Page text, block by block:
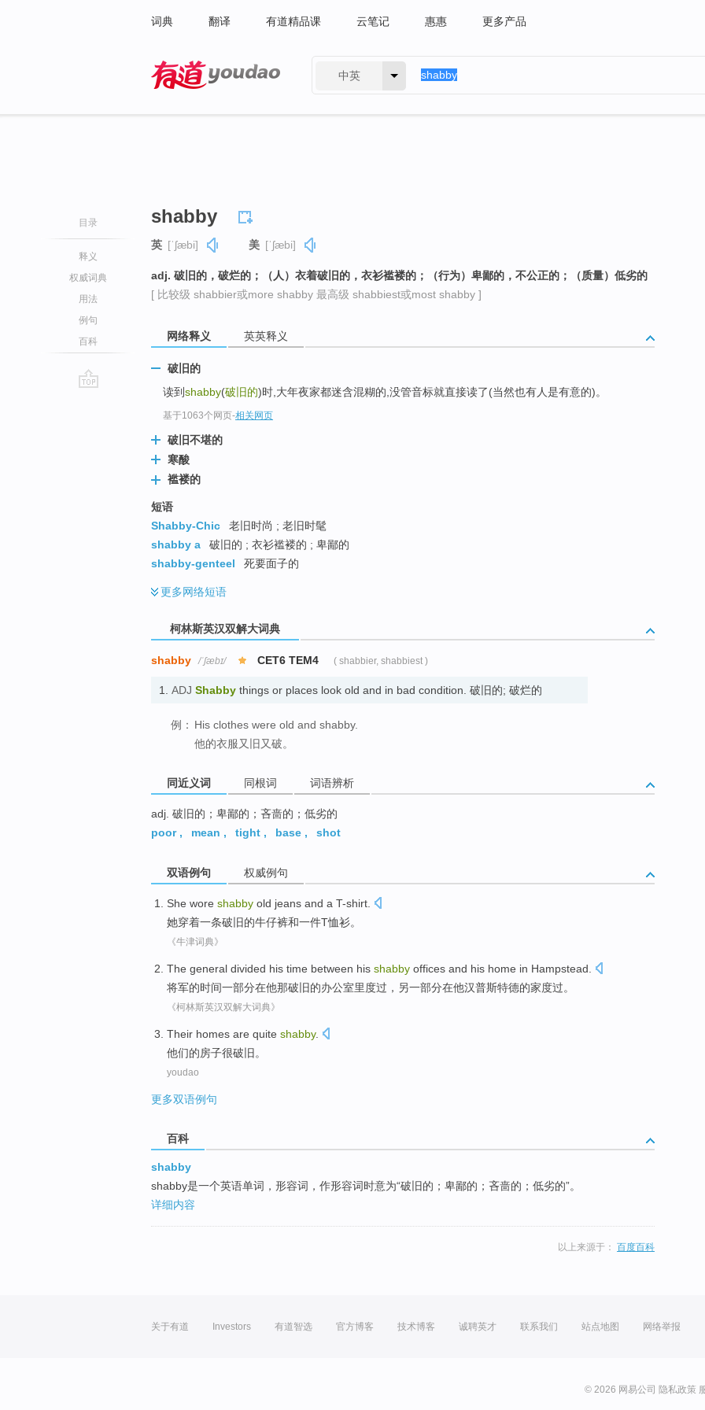
词典 翻译 有道精品课 云笔记 惠惠 更多产品
中英
目录
释义
权威词典
用法
例句
百科
shabby
英 [ˈʃæbi] 美 [ˈʃæbi]
adj. 破旧的，破烂的；（人）衣着破旧的，衣衫褴褛的；（行为）卑鄙的，不公正的；（质量）低劣的
[ 比较级 shabbier或more shabby 最高级 shabbiest或most shabby ]
网络释义 英英释义
破旧的
读到shabby(破旧的)时,大年夜家都迷含混糊的,没管音标就直接读了(当然也有人是有意的)。
基于1063个网页-相关网页
破旧不堪的
寒酸
褴褛的
短语
Shabby-Chic
老旧时尚 ; 老旧时髦
shabby a
破旧的 ; 衣衫褴褛的 ; 卑鄙的
shabby-genteel
死要面子的
更多网络短语
柯林斯英汉双解大词典
shabby /ˈʃæbɪ/ CET6 TEM4 ( shabbier, shabbiest )
1. ADJ Shabby things or places look old and in bad condition. 破旧的; 破烂的
例： His clothes were old and shabby.
他的衣服又旧又破。
同近义词 同根词 词语辨析
adj. 破旧的；卑鄙的；吝啬的；低劣的
poor, mean , tight , base , shot
双语例句 权威例句
She wore shabby old jeans and a T-shirt
她穿着一条破旧的牛仔裤和一件T恤衫。
《牛津词典》
The general divided his time between his shabby offices and his home in Hampstead
将军的时间一部分在他那破旧的办公室里 度过，另一部分在他汉普斯特德的家度过。
《柯林斯英汉双解大词典》
Their homes are quite shabby.
他们的房子很破旧。
youdao
更多双语例句
百科
shabby
shabby是一个英语单词，形容词，作形容词时意为“破旧的；卑鄙的；吝啬的；低劣的”。
详细内容
以上来源于： 百度百科
关于有道 Investors 有道智选 官方博客 技术博客 诚聘英才 联系我们 站点地图 网络举报
© 2026 网易公司 隐私政策